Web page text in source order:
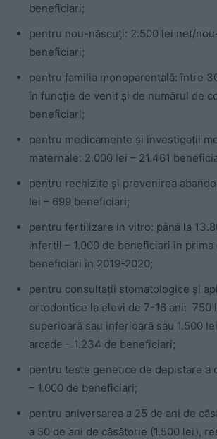
beneficiari;
pentru nou-născuţi: 2.500 lei net/
beneficiari;
pentru familia monoparentală: între
în funcție de venit și de numărul de
beneficiari;
pentru medicamente şi investigaţii
maternale: 2.000 lei – 21.461
pentru rechizite și prevenirea
lei – 699 beneficiari;
pentru fertilizare in vitro: până la
infertil – 1.000 de beneficiari în prima
beneficiari în 2019-2020;
pentru consultații stomatologice și
ortodontice la elevi de 7-16 ani: 750
superioară sau inferioară sau 1.500
arcade – 1.234 de beneficiari;
pentru teste genetice de depistare a
– 1.000 de beneficiari;
pentru aniversarea a 25 de ani de
a 50 de ani de căsătorie (1.500 lei),